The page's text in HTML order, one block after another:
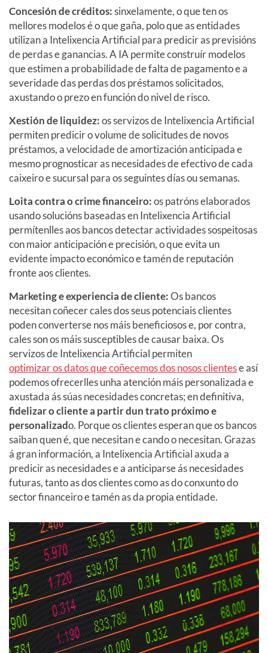
Concesión de créditos:sinxelamente, o que ten os
mellores modelos é o que gaña, polo que as entidades
utilizan a Intelixencia Artificial para predicir as previsións
de perdas e ganancias. A IA permite construír modelos
que estimen a probabilidade de falta de pagamento e a
severidade das perdas dos préstamos solicitados,
axustando o prezo en función do nivel de risco.
Xestión de liquidez:os servizos de Intelixencia Artificial
permiten predicir o volume de solicitudes de novos
préstamos, a velocidade de amortización anticipada e
mesmo prognosticar as necesidades de efectivo de cada
caixeiro e sucursal para os seguintes días ou semanas.
Loita contra o crime financeiro:os patróns elaborados
usando solucións baseadas en Intelixencia Artificial
permítenlles aos bancos detectar actividades sospeitosas
con maior anticipación e precisión, o que evita un
evidente impacto económico e tamén de reputación
fronte aos clientes.
Marketing e experiencia de cliente:Os bancos
necesitan coñecer cales dos seus potenciais clientes
poden converterse nos máis beneficiosos e, por contra,
cales son os máis susceptibles de causar baixa. Os
servizos de Intelixencia Artificial permiten
optimizar os datos que coñecemos dos nosos clientese así
podemos ofrecerlles unha atención máis personalizada e
axustada ás súas necesidades concretas; en definitiva,
fidelizarocliente a partir dun trato próximo e
personalizado. Porque os clientes esperan que os bancos
saiban quen é, que necesitan e cando o necesitan. Grazas
á gran información, a Intelixencia Artificial axuda a
predicir as necesidades e a anticiparse ás necesidades
futuras, tanto as dos clientes como as do conxunto do
sector financeiro e tamén as da propia entidade.